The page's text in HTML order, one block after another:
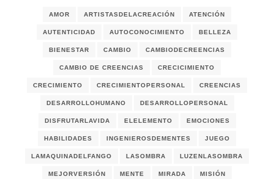
AMOR ARTISTASDELACREACIÓN ATENCIÓN
AUTENTICIDAD AUTOCONOCIMIENTO BELLEZA
BIENESTAR CAMBIO CAMBIODECREENCIAS
CAMBIO DE CREENCIAS CRECICIMIENTO
CRECIMIENTO CRECIMIENTOPERSONAL CREENCIAS
DESARROLLOHUMANO DESARROLLOPERSONAL
DISFRUTARLAVIDA ELELEMENTO EMOCIONES
HABILIDADES INGENIEROSDEMENTES JUEGO
LAMAQUINADELFANGO LASOMBRA LUZENLASOMBRA
MEJORVERSIÓN MENTE MIRADA MISIÓN